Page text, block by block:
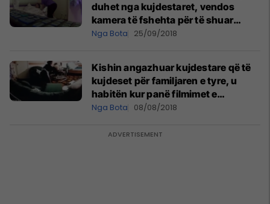
duhet nga kujdestaret, vendos
kamera të fshehta për të shuar
dilemat – shokohet kur sheh duke ia
Nga Bota 25/09/2018
Kishin angazhuar kujdestare që të
kujdeset për familjaren e tyre, u
habitën kur panë filmimet e
kamerave të fshehta - ajo e rrëzon
Nga Bota 08/08/2018